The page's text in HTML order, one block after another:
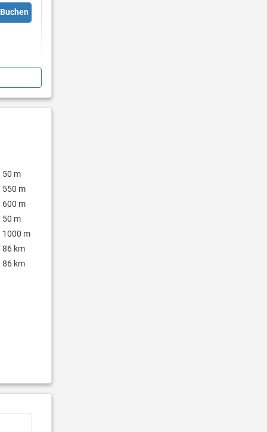
Buchen
50 m
550 m
600 m
50 m
1000 m
86 km
86 km